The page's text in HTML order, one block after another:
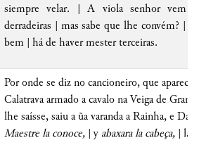
siempre velar. | A viola senhor vem
derradeiras | mas sabe que lhe convém? |
bem | há de haver mester terceiras.
Por onde se diz no cancioneiro, que
Calatrava armado a cavalo na Veiga de
lhe saísse, saiu a ũa varanda a Rainha, e
Maestre la conoce, | y abaxara la cabeça, | la